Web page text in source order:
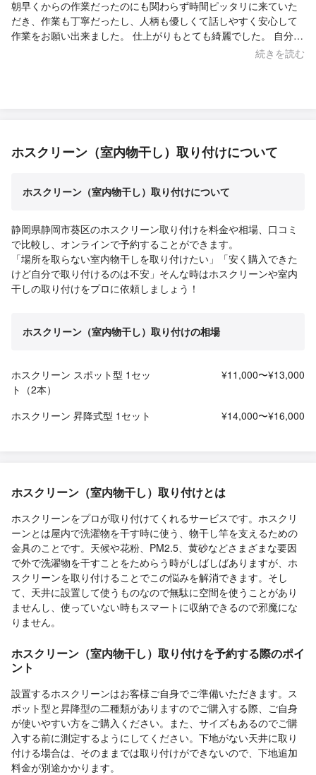
朝早くからの作業だったのにも関わらず時間ピッタリに来ていた
だき、作業も丁寧だったし、人柄も優しくて話しやすく安心して
作業をお願い出来ました。 仕上がりもとても綺麗でした。 自分で
はなかなか出来ない作業だったのでお願いして正解でした。また
続きを読む
ホスクリーン（室内物干し）取り付けについて
ホスクリーン（室内物干し）取り付けについて
静岡県静岡市葵区のホスクリーン取り付けを料金や相場、口コミ
で比較し、オンラインで予約することができます。
「場所を取らない室内物干しを取り付けたい」「安く購入できた
けど自分で取り付けるのは不安」そんな時はホスクリーンや室内
干しの取り付けをプロに依頼しましょう！
ホスクリーン（室内物干し）取り付けの相場
ホスクリーン スポット型 1セッ
ト（2本）
¥11,000〜¥13,000
ホスクリーン 昇降式型 1セット ¥14,000〜¥16,000
ホスクリーン（室内物干し）取り付けとは
ホスクリーンをプロが取り付けてくれるサービスです。ホスクリ
ーンとは屋内で洗濯物を干す時に使う、物干し竿を支えるための
金具のことです。天候や花粉、PM2.5、黄砂などさまざまな要因
で外で洗濯物を干すことをためらう時がしばしばありますが、ホ
スクリーンを取り付けることでこの悩みを解消できます。そし
て、天井に設置して使うものなので無駄に空間を使うことがあり
ませんし、使っていない時もスマートに収納できるので邪魔にな
りません。
ホスクリーン（室内物干し）取り付けを予約する際のポイ
ント
設置するホスクリーンはお客様ご自身でご準備いただきます。ス
ポット型と昇降型の二種類がありますのでご購入する際、ご自身
が使いやすい方をご購入ください。また、サイズもあるのでご購
入する前に測定するようにしてください。下地がない天井に取り
付ける場合は、そのままでは取り付けができないので、下地追加
料金が別途かかります。